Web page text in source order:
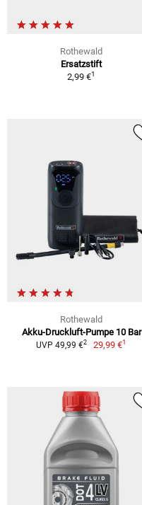
Rothewald
Ersatzstift
2,99 €1
Rothewald
Akku-Druckluft-Pumpe 10 Bar
UVP 49,99 €2 29,99 €1